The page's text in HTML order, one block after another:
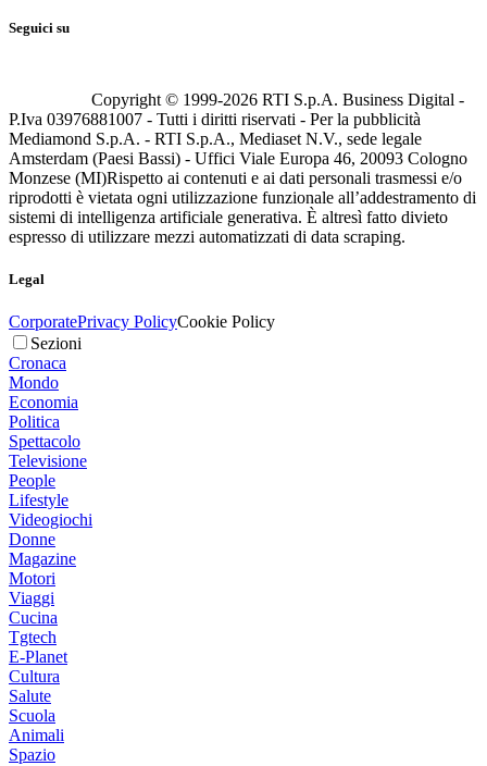
Seguici su
Copyright © 1999-2026 RTI S.p.A. Business Digital -
P.Iva 03976881007 - Tutti i diritti riservati - Per la pubblicità
Mediamond S.p.A. - RTI S.p.A., Mediaset N.V., sede legale
Amsterdam (Paesi Bassi) - Uffici Viale Europa 46, 20093 Cologno
Monzese (MI)Rispetto ai contenuti e ai dati personali trasmessi e/o
riprodotti è vietata ogni utilizzazione funzionale all’addestramento di
sistemi di intelligenza artificiale generativa. È altresì fatto divieto
espresso di utilizzare mezzi automatizzati di data scraping.
Legal
CorporatePrivacy PolicyCookie Policy
Sezioni
Cronaca
Mondo
Economia
Politica
Spettacolo
Televisione
People
Lifestyle
Videogiochi
Donne
Magazine
Motori
Viaggi
Cucina
Tgtech
E-Planet
Cultura
Salute
Scuola
Animali
Spazio